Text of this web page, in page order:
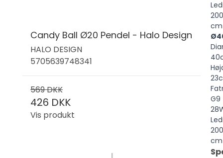
Candy Ball Ø20 Pendel - Halo Design
HALO DESIGN
5705639748341
569 DKK
426 DKK
Vis produkt
200
G9
200